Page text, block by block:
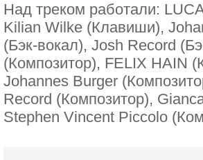
Над треком работали:
Kilian Wilke (Клавиши),
(Бэк-вокал), Josh Record
(Композитор), FELIX HAIN
Johannes Burger
Record (Композитор),
Stephen Vincent Piccolo